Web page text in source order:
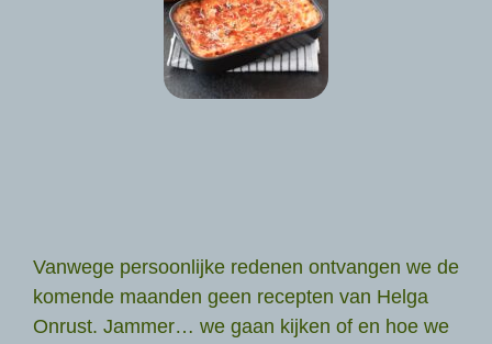
Vanwege persoonlijke redenen ontvangen we de
komende maanden geen recepten van Helga
Onrust. Jammer… we gaan kijken of en hoe we